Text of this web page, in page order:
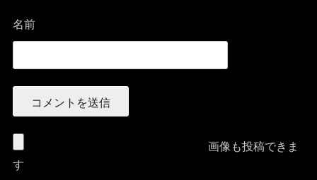
名前
画像も投稿できま
す